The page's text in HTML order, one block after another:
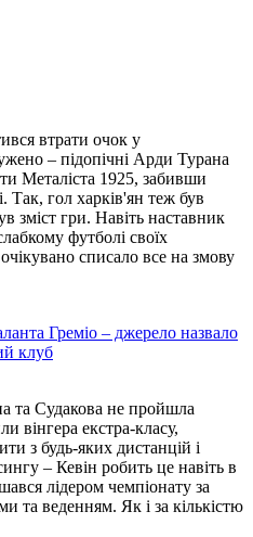
втрати очок у
– підопічні Арди Турана
Металіста 1925, забивши
Так, гол харків'ян теж був
зміст гри. Навіть наставник
футболі своїх
списало все на змову
Греміо – джерело назвало
клуб
та Судакова не пройшла
вінгера екстра-класу,
з будь-яких дистанцій і
– Кевін робить це навіть в
лідером чемпіонату за
та веденням. Як і за кількістю